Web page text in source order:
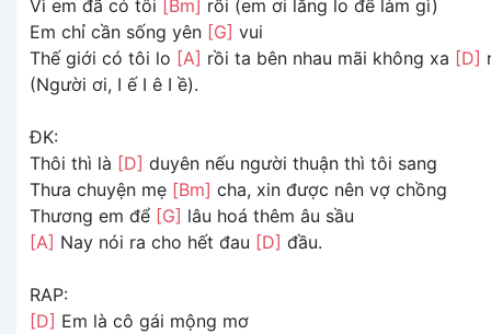
Vì em đã có tôi [Bm]
rồi (em ơi lắng lo để làm gì)
Em chỉ cần sống yên [G] vui
Thế giới có tôi lo [A] rồi ta bên nhau mãi không xa [D]
(Người ơi, I ế I ê I ề).
ĐK:
Thôi thì là [D] duyên nếu người thuận thì tôi sang
Thưa chuyện mẹ [Bm] cha, xin được nên vợ chồng
Thương em để [G] lâu hoá thêm âu sầu
[A] Nay nói ra cho hết đau [D] đầu.
RAP:
[D] Em là cô gái mộng mơ